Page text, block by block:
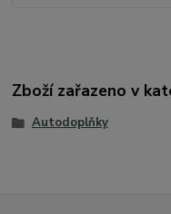
Zboží zařazeno v
Autodoplňky